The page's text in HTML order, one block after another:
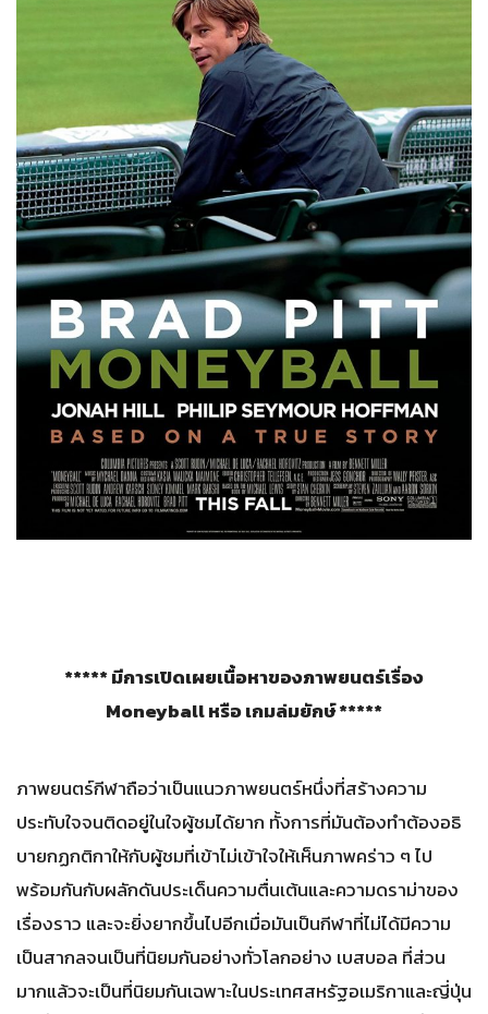
***** มีการเปิดเผยเนื้อหาของภาพยนตร์เรื่อง
Moneyball หรือ เกมล่มยักษ์ *****
ภาพยนตร์กีฬาถือว่าเป็นแนวภาพยนตร์หนึ่งที่สร้างความ
ประทับใจจนติดอยู่ในใจผู้ชมได้ยาก ทั้งการที่มันต้องทำต้องอธิ
บายกฏกติกาให้กับผู้ชมที่เข้าไม่เข้าใจให้เห็นภาพคร่าว ๆ ไป
พร้อมกันกับผลักดันประเด็นความตื่นเต้นและความดราม่าของ
เรื่องราว และจะยิ่งยากขึ้นไปอีกเมื่อมันเป็นกีฬาที่ไม่ได้มีความ
เป็นสากลจนเป็นที่นิยมกันอย่างทั่วโลกอย่าง เบสบอล ที่ส่วน
มากแล้วจะเป็นที่นิยมกันเฉพาะในประเทศสหรัฐอเมริกาและญี่ปุ่น